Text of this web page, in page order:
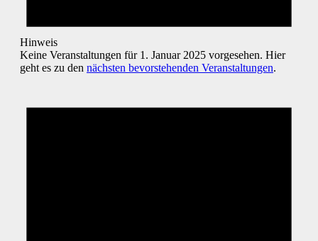
Hinweis
Keine Veranstaltungen für 1. Januar 2025 vorgesehen. Hier
geht es zu den nächsten bevorstehenden Veranstaltungen.